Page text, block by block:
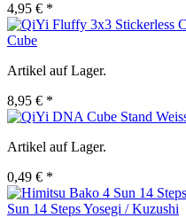
4,95 € *
Cube
Artikel auf Lager.
8,95 € *
Artikel auf Lager.
0,49 € *
Sun 14 Steps Yosegi / Kuzushi